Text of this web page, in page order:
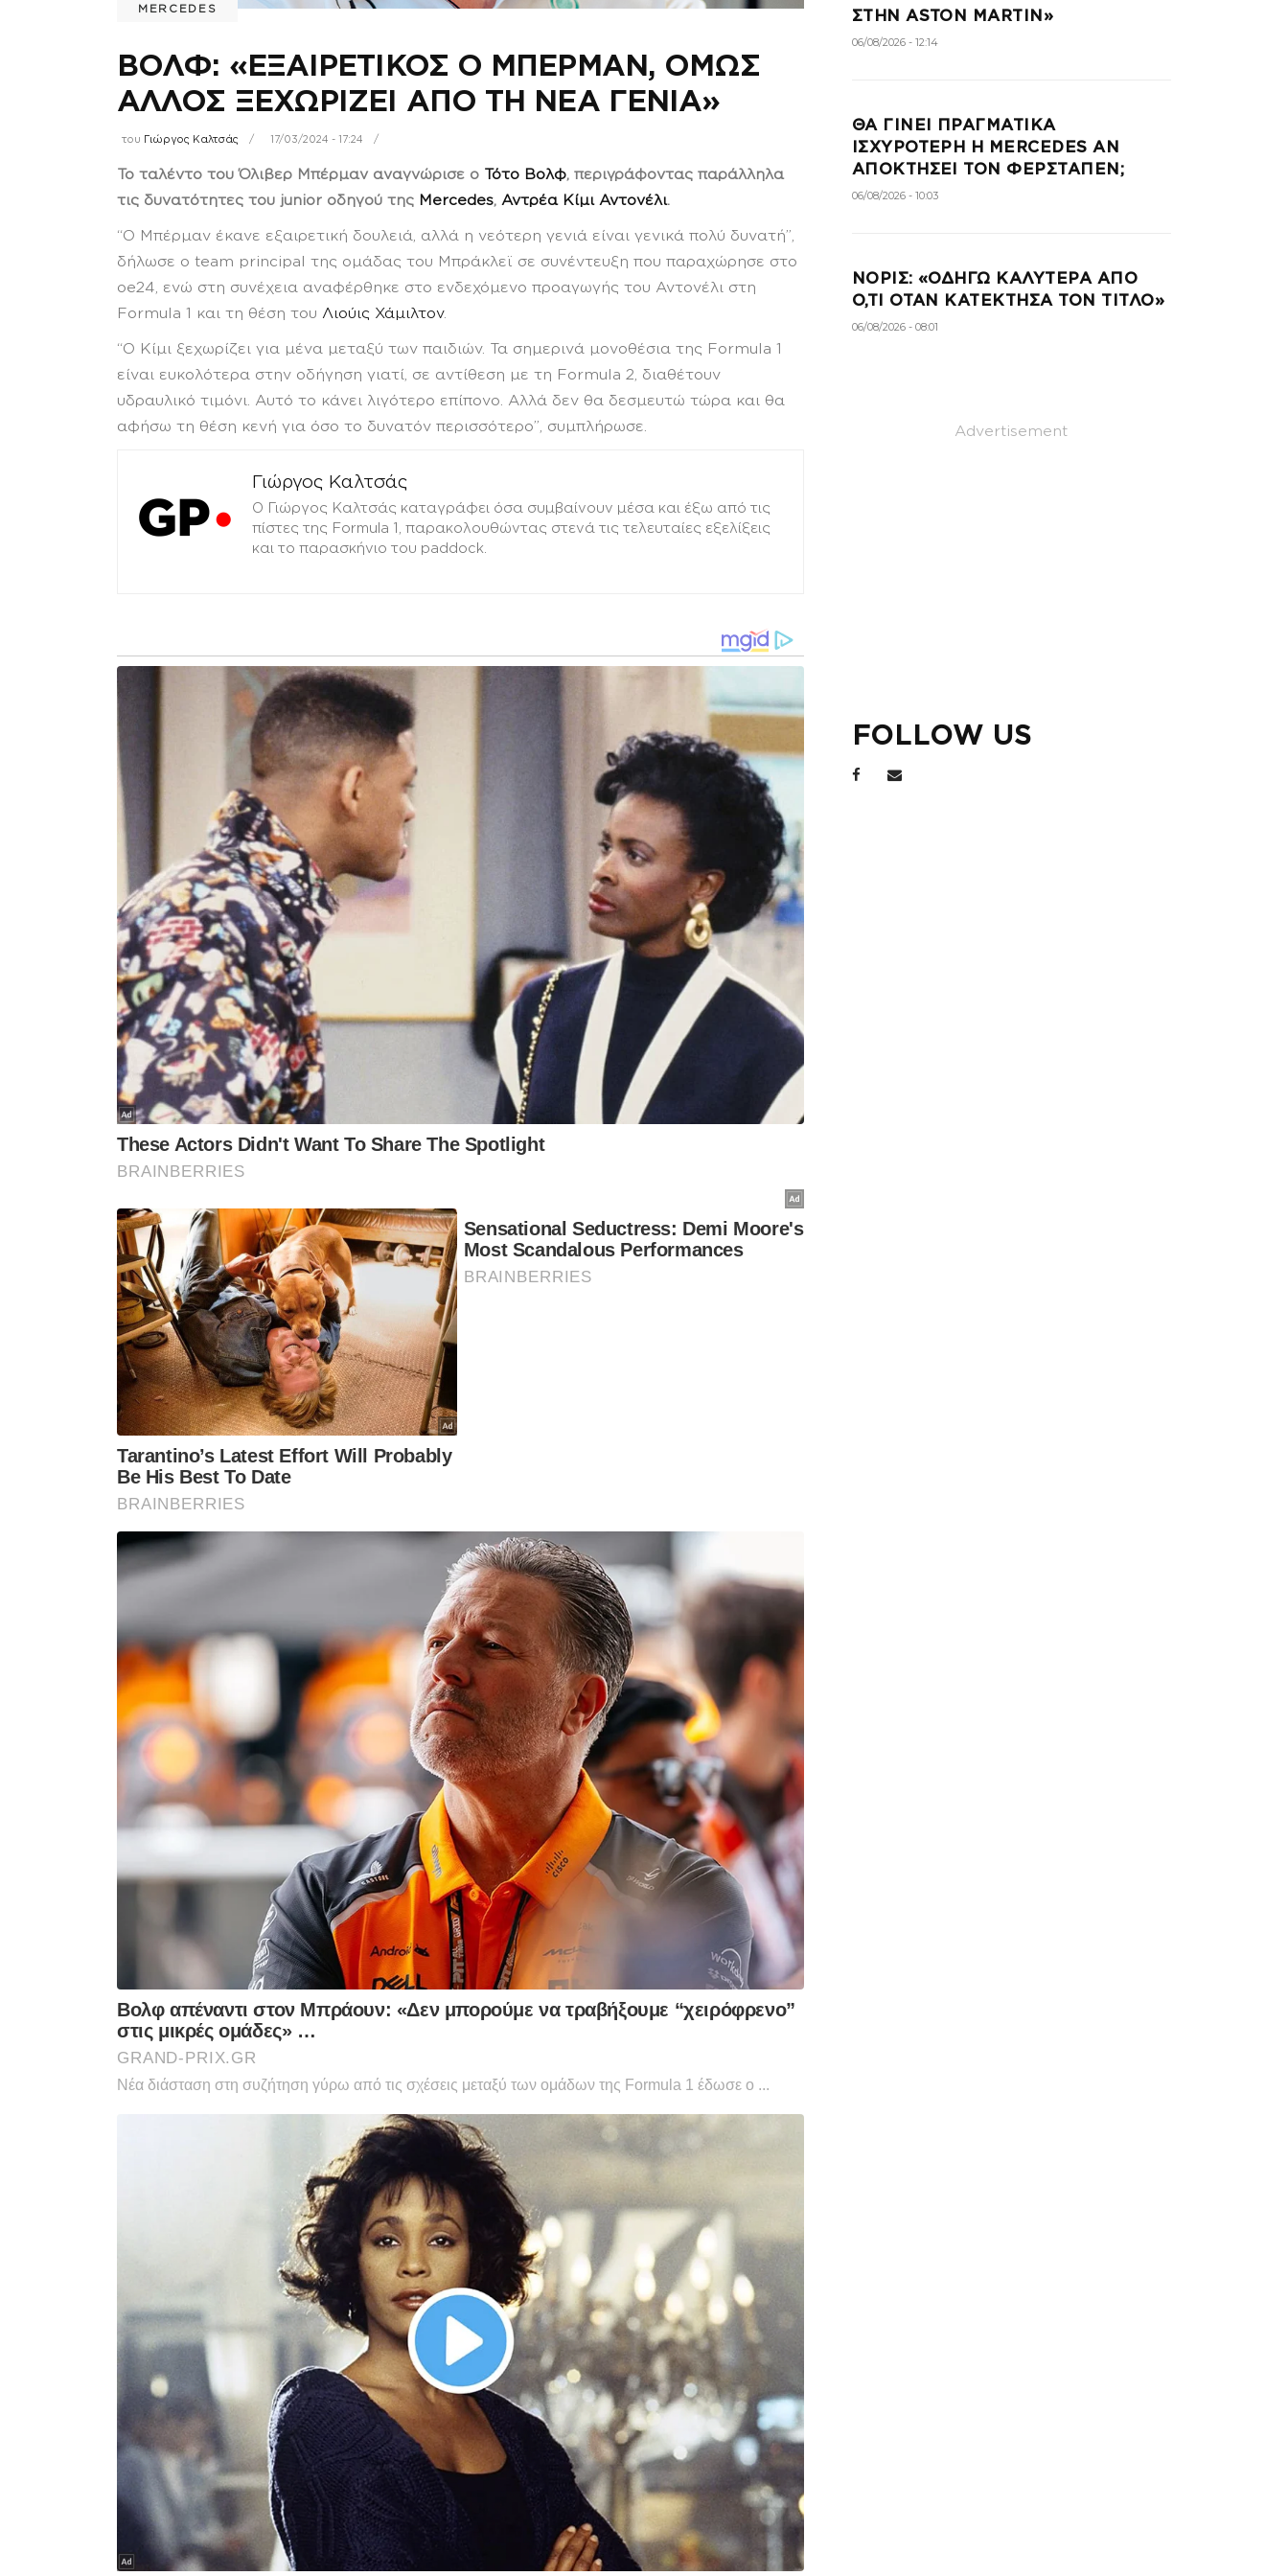
MERCEDES
ΒΟΛΦ: «ΕΞΑΙΡΕΤΙΚΟΣ Ο ΜΠΕΡΜΑΝ, ΟΜΩΣ
ΑΛΛΟΣ ΞΕΧΩΡΙΖΕΙ ΑΠΟ ΤΗ ΝΕΑ ΓΕΝΙΑ»
του Γιώργος Καλτσάς 17/03/2024 - 17:24
Το ταλέντο του Όλιβερ Μπέρμαν αναγνώρισε ο Τότο Βολφ, περιγράφοντας παράλληλα
τις δυνατότητες του junior οδηγού της Mercedes, Αντρέα Κίμι Αντονέλι.
“Ο Μπέρμαν έκανε εξαιρετική δουλειά, αλλά η νεότερη γενιά είναι γενικά πολύ δυνατή”,
δήλωσε ο team principal της ομάδας του Μπράκλεϊ σε συνέντευξη που παραχώρησε στο
oe24, ενώ στη συνέχεια αναφέρθηκε στο ενδεχόμενο προαγωγής του Αντονέλι στη
Formula 1 και τη θέση του Λιούις Χάμιλτον.
“Ο Κίμι ξεχωρίζει για μένα μεταξύ των παιδιών. Τα σημερινά μονοθέσια της Formula 1
είναι ευκολότερα στην οδήγηση γιατί, σε αντίθεση με τη Formula 2, διαθέτουν
υδραυλικό τιμόνι. Αυτό το κάνει λιγότερο επίπονο. Αλλά δεν θα δεσμευτώ τώρα και θα
αφήσω τη θέση κενή για όσο το δυνατόν περισσότερο”, συμπλήρωσε.
Γιώργος Καλτσάς
Ο Γιώργος Καλτσάς καταγράφει όσα συμβαίνουν μέσα και έξω από τις
πίστες της Formula 1, παρακολουθώντας στενά τις τελευταίες εξελίξεις
και το παρασκήνιο του paddock.
ΣΤΗΝ ASTON MARTIN»
06/08/2026 - 12:14
ΘΑ ΓΙΝΕΙ ΠΡΑΓΜΑΤΙΚΑ
ΙΣΧΥΡΟΤΕΡΗ Η MERCEDES ΑΝ
ΑΠΟΚΤΗΣΕΙ ΤΟΝ ΦΕΡΣΤΑΠΕΝ;
06/08/2026 - 10:03
ΝΟΡΙΣ: «ΟΔΗΓΩ ΚΑΛΥΤΕΡΑ ΑΠΟ
Ο,ΤΙ ΟΤΑΝ ΚΑΤΕΚΤΗΣΑ ΤΟΝ ΤΙΤΛΟ»
06/08/2026 - 08:01
Advertisement
FOLLOW US